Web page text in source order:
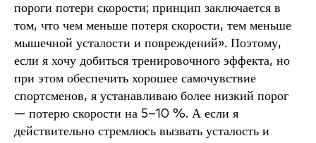
пороги потери скорости; принцип заключается в
том, что чем меньше потеря скорости, тем меньше
мышечной усталости и повреждений». Поэтому,
если я хочу добиться тренировочного эффекта, но
при этом обеспечить хорошее самочувствие
спортсменов, я устанавливаю более низкий порог
— потерю скорости на 5–10 %. А если я
действительно стремлюсь вызвать усталость и